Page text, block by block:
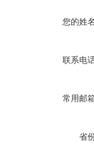
您的姓
联系电
常用邮
省